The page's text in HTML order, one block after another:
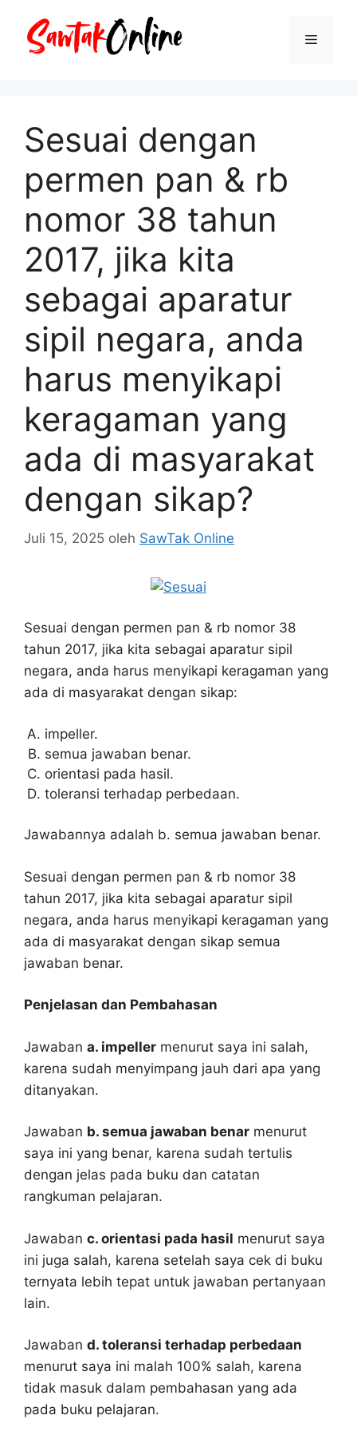
Menu
Sesuai dengan
permen pan & rb
nomor 38 tahun
2017, jika kita
sebagai aparatur
sipil negara, anda
harus menyikapi
keragaman yang
ada di masyarakat
dengan sikap?
Juli 15, 2025 oleh SawTak Online
Sesuai dengan permen pan & rb nomor 38
tahun 2017, jika kita sebagai aparatur sipil
negara, anda harus menyikapi keragaman yang
ada di masyarakat dengan sikap:
impeller.
semua jawaban benar.
orientasi pada hasil.
toleransi terhadap perbedaan.
Jawabannya adalah b. semua jawaban benar.
Sesuai dengan permen pan & rb nomor 38
tahun 2017, jika kita sebagai aparatur sipil
negara, anda harus menyikapi keragaman yang
ada di masyarakat dengan sikap semua
jawaban benar.
Penjelasan dan Pembahasan
Jawaban a. impeller menurut saya ini salah,
karena sudah menyimpang jauh dari apa yang
ditanyakan.
Jawaban b. semua jawaban benar menurut
saya ini yang benar, karena sudah tertulis
dengan jelas pada buku dan catatan
rangkuman pelajaran.
Jawaban c. orientasi pada hasil menurut saya
ini juga salah, karena setelah saya cek di buku
ternyata lebih tepat untuk jawaban pertanyaan
lain.
Jawaban d. toleransi terhadap perbedaan
menurut saya ini malah 100% salah, karena
tidak masuk dalam pembahasan yang ada
pada buku pelajaran.